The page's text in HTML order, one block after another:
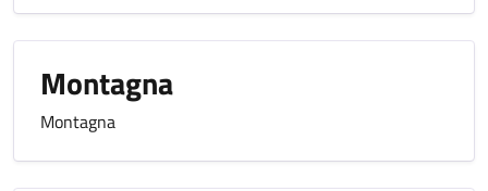
Montagna
Montagna